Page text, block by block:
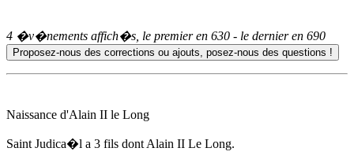
4 �v�nements affich�s, le premier en 630 - le dernier en 690
Naissance d'Alain II le Long
Saint Judica�l a 3 fils dont Alain II Le Long.